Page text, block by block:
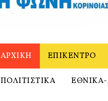
ΑΡΧΙΚΗ ΕΠΙΚΕΝΤΡΟ
ΠΟΛΙΤΙΣΤΙΚΑ